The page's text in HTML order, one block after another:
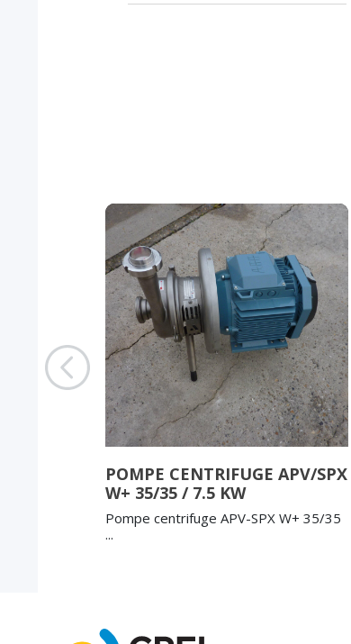
POMPE CENTRIFUGE APV/SPX
W+ 35/35 / 7.5 KW
Pompe centrifuge APV-SPX W+ 35/35
...